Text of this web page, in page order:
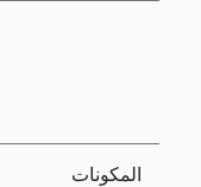
المكونات